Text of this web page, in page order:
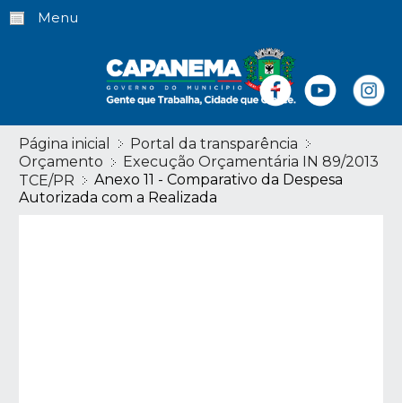
Menu
Página inicial
Portal da transparência
Orçamento
Execução Orçamentária IN 89/2013
TCE/PR
Anexo 11 - Comparativo da Despesa
Autorizada com a Realizada